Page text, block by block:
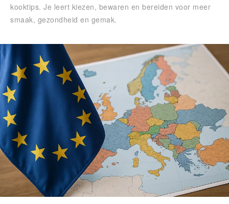
kooktips. Je leert kiezen, bewaren en bereiden voor meer
smaak, gezondheid en gemak.